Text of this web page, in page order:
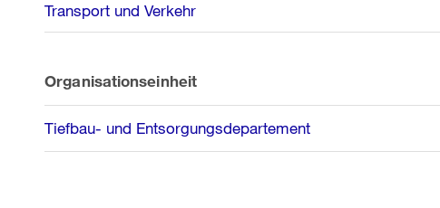
Transport und Verkehr
Organisationseinheit
Tiefbau- und Entsorgungsdepartement